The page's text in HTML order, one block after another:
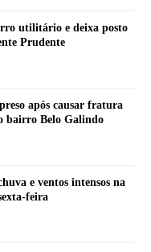
utilitário e deixa posto
Prudente
após causar fratura
bairro Belo Galindo
e ventos intensos na
feira